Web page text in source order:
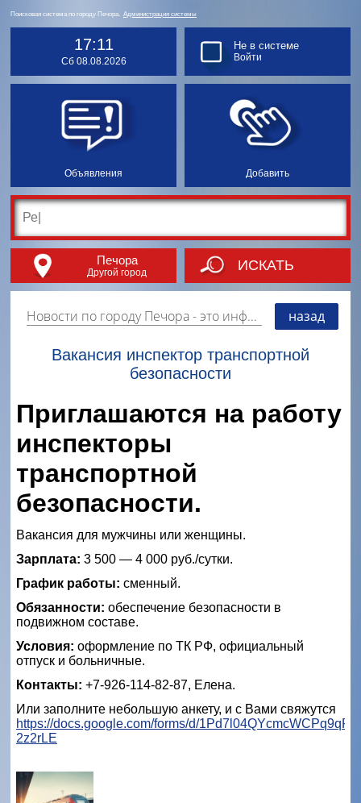
Поисковая система по городу Печора. Администрация системы
17:11
Сб 08.08.2026
Объявления Добавить
Не в системе
Войти
Печора
Другой город ИСКАТЬ
Новости по городу Печора- это информация о событиях, мероприятиях и торгово-коммерческой деятельности города. Страницу наполняют платные и бесплатные объявления, имеющие функцию "поднятия вверх списка". назад
Вакансия инспектор транспортной
безопасности
Приглашаются на работу
инспекторы
транспортной
безопасности.
Вакансия для мужчины или женщины.
Зарплата: 3 500 — 4 000 руб./сутки.
График работы: сменный.
Обязанности: обеспечение безопасности в
подвижном составе.
Условия: оформление по ТК РФ, официальный
отпуск и больничные.
Контакты: +7-926-114-82-87, Елена.
Или заполните небольшую анкету, и с Вами свяжутся
https://docs.google.com/forms/d/
2z2rLE